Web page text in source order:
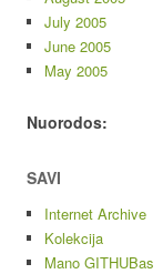
July 2005
June 2005
May 2005
Nuorodos:
SAVI
Internet Archive
Kolekcija
Mano GITHUBas